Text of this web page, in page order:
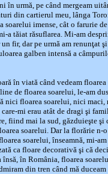
în urmă, pe când mergeam
din cartierul meu, lânga
soarelui imense, cât o farurie
a tăiat răsuflarea. Mi-am
fir, dar pe urmă am renunţat
galben intensă a
în viată când vedeam
de floarea soarelui, le-am
nici floarea soarelui, nici
mi erau atât de dragi şi
fiind mai la sud, găzduieşte
soarelui. Dar la florărie n-
soarelui, înseamnă, mi-
ca floare decorativă şi că
însă, în România, floarea
din tren când mă duceam